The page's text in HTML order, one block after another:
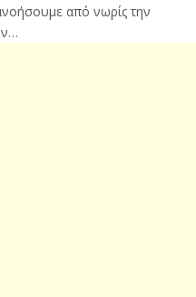
από νωρίς την